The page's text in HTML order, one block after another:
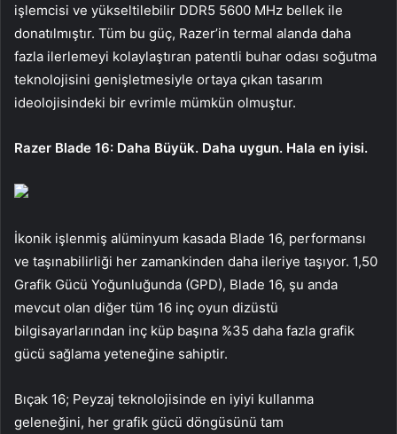
işlemcisi ve yükseltilebilir DDR5 5600 MHz bellek ile
donatılmıştır. Tüm bu güç, Razer’in termal alanda daha
fazla ilerlemeyi kolaylaştıran patentli buhar odası soğutma
teknolojisini genişletmesiyle ortaya çıkan tasarım
ideolojisindeki bir evrimle mümkün olmuştur.
Razer Blade 16: Daha Büyük. Daha uygun. Hala en iyisi.
İkonik işlenmiş alüminyum kasada Blade 16, performansı
ve taşınabilirliği her zamankinden daha ileriye taşıyor. 1,50
Grafik Gücü Yoğunluğunda (GPD), Blade 16, şu anda
mevcut olan diğer tüm 16 inç oyun dizüstü
bilgisayarlarından inç küp başına %35 daha fazla grafik
gücü sağlama yeteneğine sahiptir.
Bıçak 16; Peyzaj teknolojisinde en iyiyi kullanma
geleneğini, her grafik gücü döngüsünü tam